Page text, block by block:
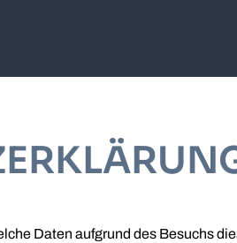
Daten aufgrund des Besuchs